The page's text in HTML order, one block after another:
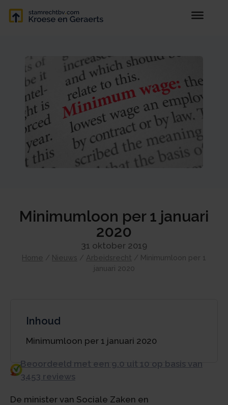
Minimumloon per 1 januari
2020
31 oktober 2019
Home / Nieuws / Arbeidsrecht / Minimumloon per 1
januari 2020
Inhoud
Minimumloon per 1 januari 2020
Beoordeeld met een 9.0 uit 10 op basis van
3453 reviews
De minister van Sociale Zaken en